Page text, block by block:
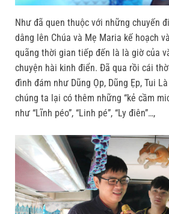
Như đã quen thuộc với những chuyến
dâng lên Chúa và Mẹ Maria kế hoạch
quãng thời gian tiếp đến là là giờ của
chuyện hài kinh điển. Đã qua rồi cái
đình đám như Dũng Ọp, Dũng Ẹp, Tui
chúng ta lại có thêm những “kẻ cầm
như “Lĩnh péo”, “Linh pé”, “Ly điên”…,